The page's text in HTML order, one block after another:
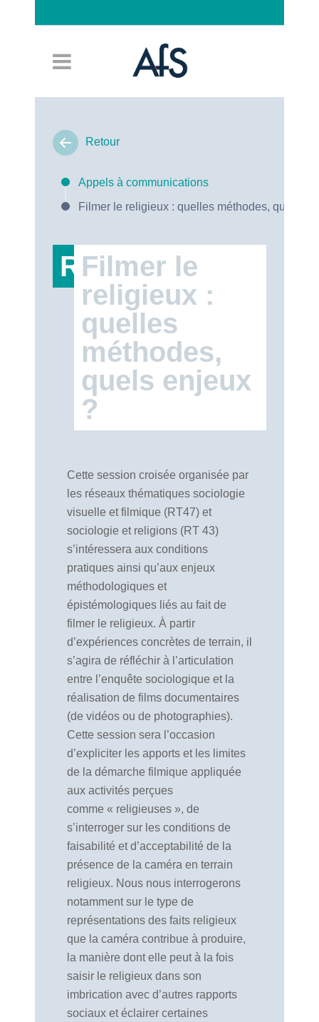
Retour
Appels à communications
Filmer le religieux : quelles méthodes, quels
RT47
Filmer le
religieux :
quelles
méthodes,
quels enjeux
?
Cette session croisée organisée par
les réseaux thématiques sociologie
visuelle et filmique (RT47) et
sociologie et religions (RT 43)
s’intéressera aux conditions
pratiques ainsi qu’aux enjeux
méthodologiques et
épistémologiques liés au fait de
filmer le religieux. À partir
d’expériences concrètes de terrain, il
s’agira de réfléchir à l’articulation
entre l’enquête sociologique et la
réalisation de films documentaires
(de vidéos ou de photographies).
Cette session sera l’occasion
d’expliciter les apports et les limites
de la démarche filmique appliquée
aux activités perçues
comme « religieuses », de
s’interroger sur les conditions de
faisabilité et d’acceptabilité de la
présence de la caméra en terrain
religieux. Nous nous interrogerons
notamment sur le type de
représentations des faits religieux
que la caméra contribue à produire,
la manière dont elle peut à la fois
saisir le religieux dans son
imbrication avec d’autres rapports
sociaux et éclairer certaines